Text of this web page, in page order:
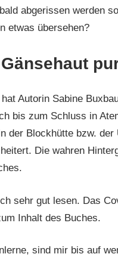
abgerissen werden
etwas übersehen?
Gänsehaut
Autorin Sabine
bis zum Schluss in
der Blockhütte bzw. der
Die wahren
sehr gut lesen. Das
Inhalt des Buches.
sind mir bis auf